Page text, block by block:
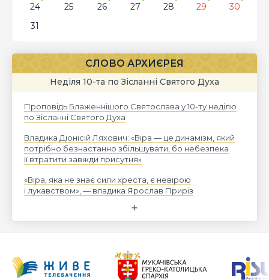
24
25 26 27 28 29
30
31
СЛОВО АРХИЄРЕЯ
Неділя 10-та по Зісланні Святого Духа
Проповідь Блаженнішого Святослава у 10-ту неділю
по Зісланні Святого Духа
Владика Діонісій Ляхович: «Віра — це динамізм, який
потрібно безнастанно збільшувати, бо небезпека
її втратити завжди присутня»
«Віра, яка не знає сили хреста, є невірою
і лукавством», — владика Ярослав Приріз